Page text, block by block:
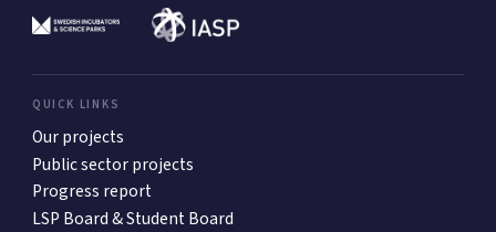
QUICK LINKS
Our projects
Public sector projects
Progress report
LSP Board & Student Board